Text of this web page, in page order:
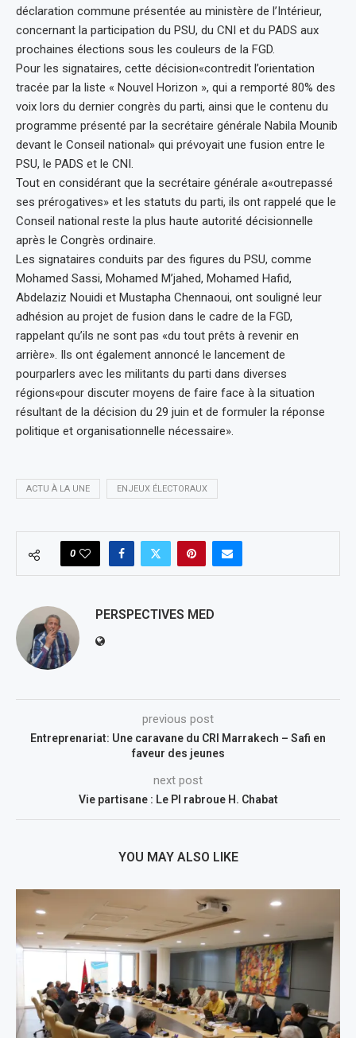
déclaration commune présentée au ministère de l’Intérieur,
concernant la participation du PSU, du CNI et du PADS aux
prochaines élections sous les couleurs de la FGD.
Pour les signataires, cette décision«contredit l’orientation
tracée par la liste « Nouvel Horizon », qui a remporté 80% des
voix lors du dernier congrès du parti, ainsi que le contenu du
programme présenté par la secrétaire générale Nabila Mounib
devant le Conseil national» qui prévoyait une fusion entre le
PSU, le PADS et le CNI.
Tout en considérant que la secrétaire générale a«outrepassé
ses prérogatives» et les statuts du parti, ils ont rappelé que le
Conseil national reste la plus haute autorité décisionnelle
après le Congrès ordinaire.
Les signataires conduits par des figures du PSU, comme
Mohamed Sassi, Mohamed M’jahed, Mohamed Hafid,
Abdelaziz Nouidi et Mustapha Chennaoui, ont souligné leur
adhésion au projet de fusion dans le cadre de la FGD,
rappelant qu’ils ne sont pas «du tout prêts à revenir en
arrière». Ils ont également annoncé le lancement de
pourparlers avec les militants du parti dans diverses
régions«pour discuter moyens de faire face à la situation
résultant de la décision du 29 juin et de formuler la réponse
politique et organisationnelle nécessaire».
ACTU À LA UNE ENJEUX ÉLECTORAUX
0
PERSPECTIVES MED
previous post
Entreprenariat: Une caravane du CRI Marrakech – Safi en
faveur des jeunes
next post
Vie partisane : Le PI rabroue H. Chabat
YOU MAY ALSO LIKE